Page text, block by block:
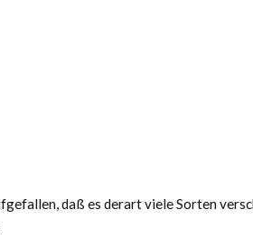
daß es derart viele Sorten